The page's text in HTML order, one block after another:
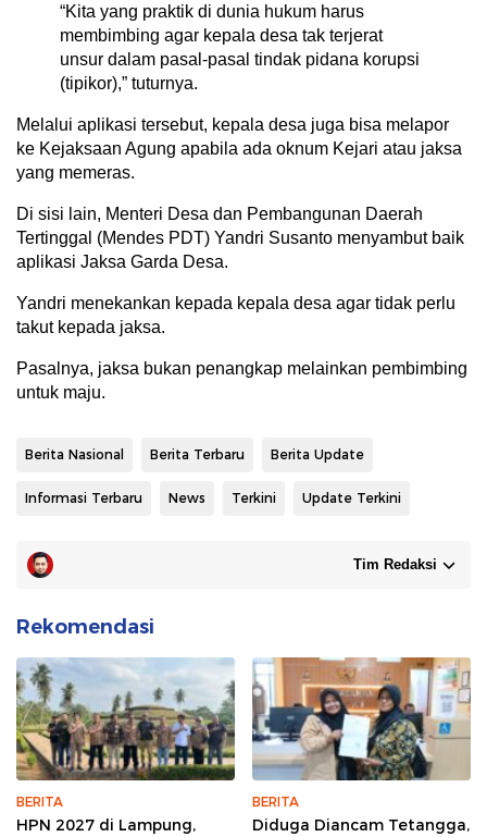
“Kita yang praktik di dunia hukum harus
membimbing agar kepala desa tak terjerat
unsur dalam pasal-pasal tindak pidana korupsi
(tipikor),” tuturnya.
Melalui aplikasi tersebut, kepala desa juga bisa melapor
ke Kejaksaan Agung apabila ada oknum Kejari atau jaksa
yang memeras.
Di sisi lain, Menteri Desa dan Pembangunan Daerah
Tertinggal (Mendes PDT) Yandri Susanto menyambut baik
aplikasi Jaksa Garda Desa.
Yandri menekankan kepada kepala desa agar tidak perlu
takut kepada jaksa.
Pasalnya, jaksa bukan penangkap melainkan pembimbing
untuk maju.
Berita Nasional Berita Terbaru Berita Update
Informasi Terbaru News Terkini Update Terkini
Tim Redaksi
Rekomendasi
BERITA
HPN 2027 di Lampung,
BERITA
Diduga Diancam Tetangga,